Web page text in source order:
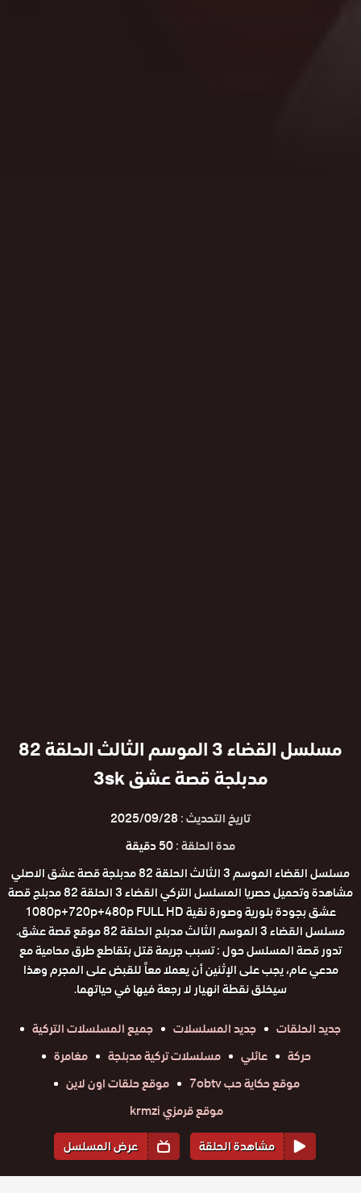
مسلسل القضاء 3 الموسم الثالث الحلقة 82
مدبلجة قصة عشق 3sk
تاريخ التحديث :2025/09/28
مدة الحلقة :50 دقيقة
مسلسل القضاء الموسم 3 الثالث الحلقة 82 مدبلجة قصة عشق الاصلي
مشاهدة وتحميل حصريا المسلسل التركي القضاء 3 الحلقة 82 مدبلج قصة
عشق بجودة بلورية وصورة نقية 1080p+720p+480p FULL HD
مسلسل القضاء 3 الموسم الثالث مدبلج الحلقة 82 موقع قصة عشق.
تدور قصة المسلسل حول : تسبب جريمة قتل بتقاطع طرق محامية مع
مدعي عام، يجب على الإثنين أن يعملا معاً للقبض على المجرم وهذا
سيخلق نقطة انهيار لا رجعة فيها في حياتهما.
جديد الحلقات
جديد المسلسلات
جميع المسلسلات التركية
حركة
عائلي مسلسلات تركية مدبلجة
مغامرة
موقع حكاية حب 7obtv
موقع حلقات اون لاين
موقع قرمزي krmzi
مشاهدة الحلقة
عرض المسلسل